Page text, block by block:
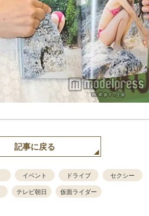
記事に戻る
イベント ドライブ
セクシー
テレビ朝日 仮面ライダー